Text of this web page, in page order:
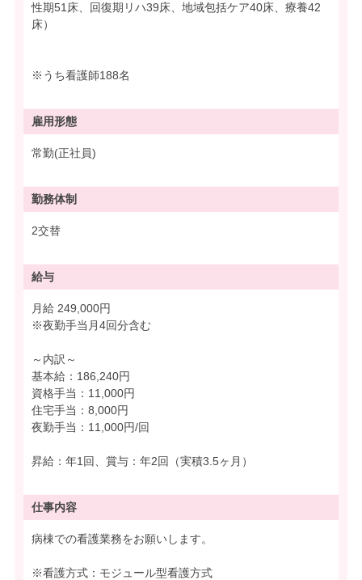
性期51床、回復期リハ39床、地域包括ケア40床、療養42
床）
※うち看護師188名
雇用形態
常勤(正社員)
勤務体制
2交替
給与
月給 249,000円
※夜勤手当月4回分含む
～内訳～
基本給：186,240円
資格手当：11,000円
住宅手当：8,000円
夜勤手当：11,000円/回
昇給：年1回、賞与：年2回（実積3.5ヶ月）
仕事内容
病棟での看護業務をお願いします。
※看護方式：モジュール型看護方式